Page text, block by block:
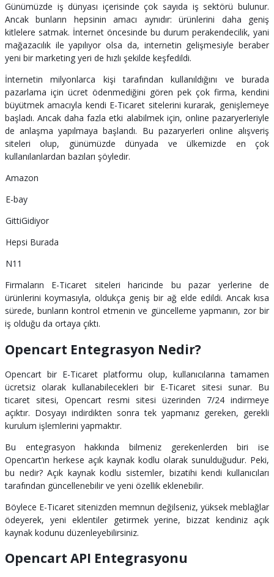
Günümüzde iş dünyası içerisinde çok sayıda iş sektörü bulunur.
Ancak bunların hepsinin amacı aynıdır: ürünlerini daha geniş
kitlelere satmak. İnternet öncesinde bu durum perakendecilik, yani
mağazacılık ile yapılıyor olsa da, internetin gelişmesiyle beraber
yeni bir marketing yeri de hızlı şekilde keşfedildi.
İnternetin milyonlarca kişi tarafından kullanıldığını ve burada
pazarlama için ücret ödenmediğini gören pek çok firma, kendini
büyütmek amacıyla kendi E-Ticaret sitelerini kurarak, genişlemeye
başladı. Ancak daha fazla etki alabilmek için, online pazaryerleriyle
de anlaşma yapılmaya başlandı. Bu pazaryerleri online alışveriş
siteleri olup, günümüzde dünyada ve ülkemizde en çok
kullanılanlardan bazıları şöyledir.
Amazon
E-bay
GittiGidiyor
Hepsi Burada
N11
Firmaların E-Ticaret siteleri haricinde bu pazar yerlerine de
ürünlerini koymasıyla, oldukça geniş bir ağ elde edildi. Ancak kısa
sürede, bunların kontrol etmenin ve güncelleme yapmanın, zor bir
iş olduğu da ortaya çıktı.
Opencart Entegrasyon Nedir?
Opencart bir E-Ticaret platformu olup, kullanıcılarına tamamen
ücretsiz olarak kullanabilecekleri bir E-Ticaret sitesi sunar. Bu
ticaret sitesi, Opencart resmi sitesi üzerinden 7/24 indirmeye
açıktır. Dosyayı indirdikten sonra tek yapmanız gereken, gerekli
kurulum işlemlerini yapmaktır.
Bu entegrasyon hakkında bilmeniz gerekenlerden biri ise
Opencart’ın herkese açık kaynak kodlu olarak sunulduğudur. Peki,
bu nedir? Açık kaynak kodlu sistemler, bizatihi kendi kullanıcıları
tarafından güncellenebilir ve yeni özellik eklenebilir.
Böylece E-Ticaret sitenizden memnun değilseniz, yüksek meblağlar
ödeyerek, yeni eklentiler getirmek yerine, bizzat kendiniz açık
kaynak kodunu düzenleyebilirsiniz.
Opencart API Entegrasyonu